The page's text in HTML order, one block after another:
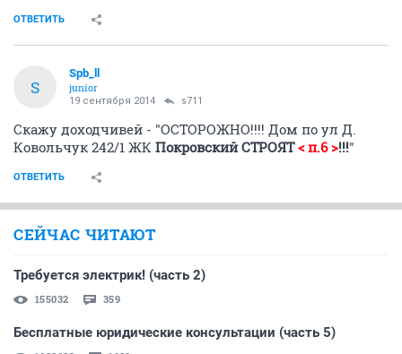
ОТВЕТИТЬ
S
Spb_ll
junior
19 сентября 2014 s711
Скажу доходчивей - "ОСТОРОЖНО!!!! Дом по ул Д.
Ковольчук 242/1 ЖК Покровский СТРОЯТ< п.6 >!!!"
ОТВЕТИТЬ
СЕЙЧАС ЧИТАЮТ
Требуется электрик! (часть 2)
155032 359
Бесплатные юридические консультации (часть 5)